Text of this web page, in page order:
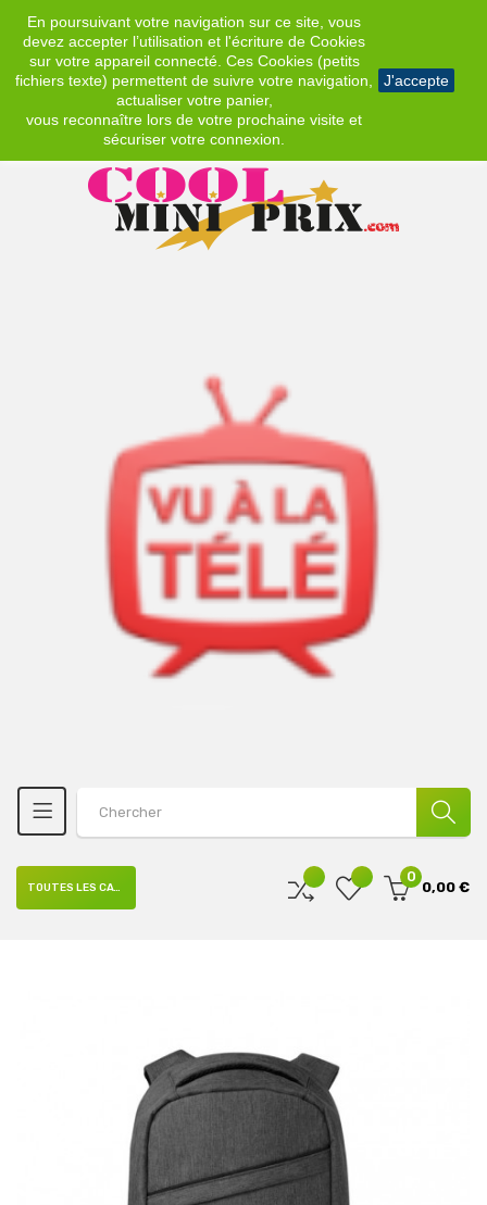
En poursuivant votre navigation sur ce site, vous
devez accepter l’utilisation et l'écriture de Cookies
sur votre appareil connecté. Ces Cookies (petits
fichiers texte) permettent de suivre votre navigation,
actualiser votre panier,
vous reconnaître lors de votre prochaine visite et
sécuriser votre connexion.
J'accepte
EUR
0
0,00 €
TOUTES LES CATÉGORIES